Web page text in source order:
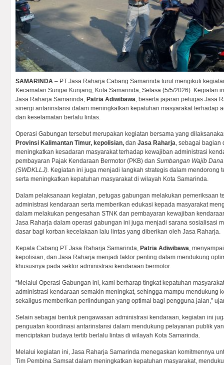
SAMARINDA – PT Jasa Raharja Cabang Samarinda turut mengikuti
Kecamatan Sungai Kunjang, Kota Samarinda, Selasa (5/5/2026). Kegiatan
Jasa Raharja Samarinda, Patria Adiwibawa, beserta jajaran petugas Jasa
sinergi antarinstansi dalam meningkatkan kepatuhan masyarakat terhadap
dan keselamatan berlalu lintas.
Operasi Gabungan tersebut merupakan kegiatan bersama yang
Provinsi Kalimantan Timur, kepolisian, dan Jasa Raharja, sebagai bagian
meningkatkan kesadaran masyarakat terhadap kewajiban administrasi
pembayaran Pajak Kendaraan Bermotor (PKB) dan Sumbangan Wajib
(SWDKLLJ). Kegiatan ini juga menjadi langkah strategis dalam mendorong
serta meningkatkan kepatuhan masyarakat di wilayah Kota Samarinda.
Dalam pelaksanaan kegiatan, petugas gabungan melakukan pemeriksaan
administrasi kendaraan serta memberikan edukasi kepada masyarakat
dalam melakukan pengesahan STNK dan pembayaran kewajiban
Jasa Raharja dalam operasi gabungan ini juga menjadi sarana sosialisasi
dasar bagi korban kecelakaan lalu lintas yang diberikan oleh Jasa Raharja.
Kepala Cabang PT Jasa Raharja Samarinda, Patria Adiwibawa,
kepolisian, dan Jasa Raharja menjadi faktor penting dalam mendukung
khususnya pada sektor administrasi kendaraan bermotor.
“Melalui Operasi Gabungan ini, kami berharap tingkat kepatuhan
administrasi kendaraan semakin meningkat, sehingga mampu mendukung
sekaligus memberikan perlindungan yang optimal bagi pengguna jalan,”
Selain sebagai bentuk pengawasan administrasi kendaraan, kegiatan ini
penguatan koordinasi antarinstansi dalam mendukung pelayanan publik
menciptakan budaya tertib berlalu lintas di wilayah Kota Samarinda.
Melalui kegiatan ini, Jasa Raharja Samarinda menegaskan komitmennya
Tim Pembina Samsat dalam meningkatkan kepatuhan masyarakat,